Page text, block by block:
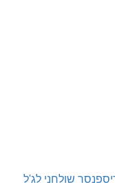
שולחני לג'ל